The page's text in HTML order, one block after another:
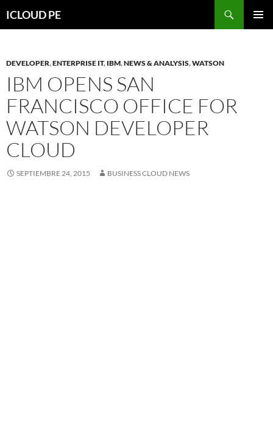
hacia
ICLOUD PE
DEVELOPER,ENTERPRISE IT, IBM,NEWS & ANALYSIS,WATSON
IBM OPENS SAN
FRANCISCO OFFICE FOR
WATSON DEVELOPER
CLOUD
SEPTIEMBRE 24, 2015 BUSINESS CLOUD NEWS